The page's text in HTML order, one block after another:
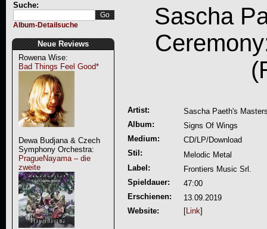
Suche:
Album-Detailsuche
Neue Reviews
Rowena Wise:
Bad Things Feel Good*
Dewa Budjana & Czech
Symphony Orchestra:
PragueNayama – die
zweite
Sascha
Artist:
Sascha Paeth's
Album:
Signs Of Wings
Medium:
CD/LP/Download
Stil:
Melodic Metal
Label:
Frontiers Music Srl.
Spieldauer:
47:00
Erschienen:
13.09.2019
Website:
[Link]